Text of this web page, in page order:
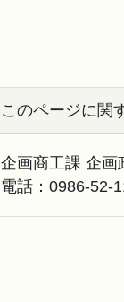
このページに関
企画商工課 企画
電話： 0986-52-